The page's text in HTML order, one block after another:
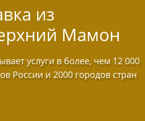
из
Мамон
услуги в более, чем 12 000
России и 2000 городов стран